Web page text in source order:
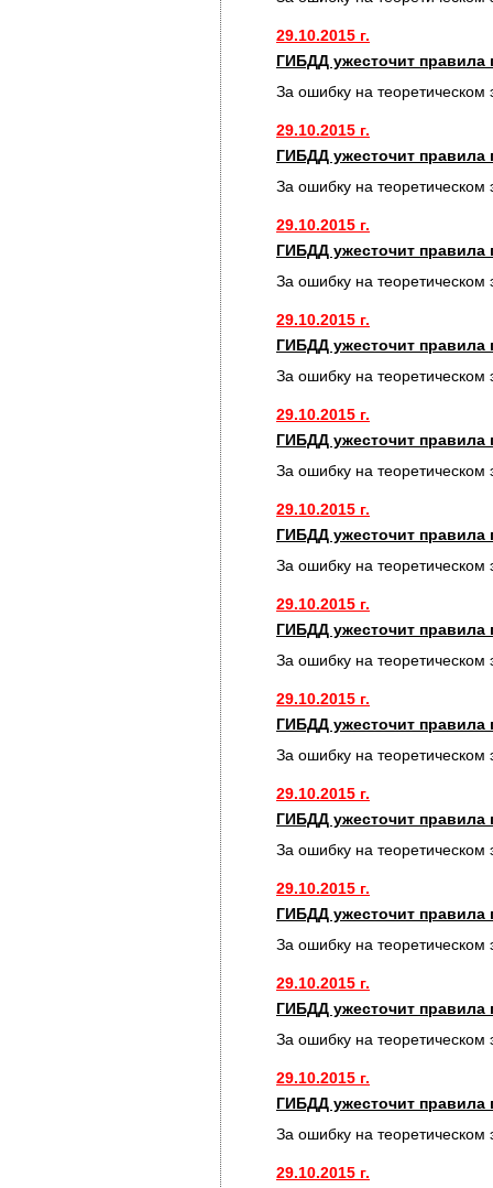
29.10.2015 г.
ГИБДД ужесточит правила
За ошибку на теоретическом
29.10.2015 г.
ГИБДД ужесточит правила
За ошибку на теоретическом
29.10.2015 г.
ГИБДД ужесточит правила
За ошибку на теоретическом
29.10.2015 г.
ГИБДД ужесточит правила
За ошибку на теоретическом
29.10.2015 г.
ГИБДД ужесточит правила
За ошибку на теоретическом
29.10.2015 г.
ГИБДД ужесточит правила
За ошибку на теоретическом
29.10.2015 г.
ГИБДД ужесточит правила
За ошибку на теоретическом
29.10.2015 г.
ГИБДД ужесточит правила
За ошибку на теоретическом
29.10.2015 г.
ГИБДД ужесточит правила
За ошибку на теоретическом
29.10.2015 г.
ГИБДД ужесточит правила
За ошибку на теоретическом
29.10.2015 г.
ГИБДД ужесточит правила
За ошибку на теоретическом
29.10.2015 г.
ГИБДД ужесточит правила
За ошибку на теоретическом
29.10.2015 г.